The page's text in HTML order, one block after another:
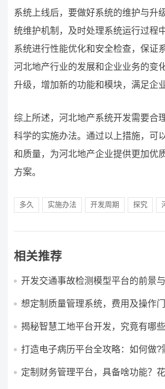
系统上线后，要做好系统的维护与升
统维护机制，及时处理系统运行过程
系统进行性能优化和安全检查，保证
河北地产行业的发展和企业业务的变
升级，增加新的功能和模块，满足企
综上所述，河北地产系统开发需要合
科学的实施办法。通过以上措施，可
和质量，为河北地产企业提供更加优
方案。
多久 实施办法 开发周期 探究
相关推荐
开发交通事故检测模型平台的前景
想定制质量管理系统，费用及操作
揭秘智慧工地平台开发，究竟有哪
打造电子病历平台全攻略：如何做?
定制财务管理平台，具备啥功能？